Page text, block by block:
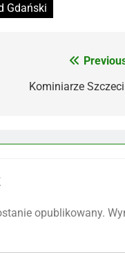
Gdański
Kominiarze
opublikowany.